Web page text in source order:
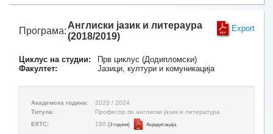
Export
Програма:
Англиски јазик и литераура
(2018/2019)
Циклус на студии:
Прв циклус (Додипломски)
Факултет:
Јазици, култури и комуникација
Академска година:
2023 / 2024
Титула:
Професор по англиски јазик и литература
ЕКТС:
180 (3 години) Aкредитација